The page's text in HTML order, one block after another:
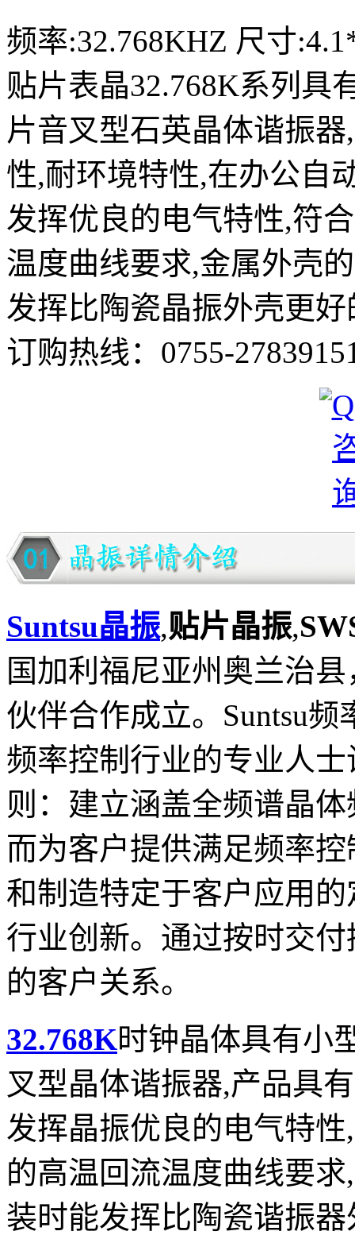
频率:32.768KHZ 尺寸
贴片表晶32.768K系列具
片音叉型石英晶体谐振
性,耐环境特性,在办公自
发挥优良的电气特性,符
温度曲线要求,金属外壳
发挥比陶瓷晶振外壳更
订购热线： 0755-
Suntsu晶振,贴片晶振,
国加利福尼亚州奥兰治
伙伴合作成立。Suntsu
频率控制行业的专业人
则：建立涵盖全频谱晶
而为客户提供满足频率
和制造特定于客户应用
行业创新。通过按时交
的客户关系。
32.768K时钟晶体具有小
叉型晶体谐振器,产品具
发挥晶振优良的电气特
的高温回流温度曲线要
装时能发挥比陶瓷谐振